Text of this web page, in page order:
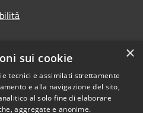
×
sui cookie
tecnici e assimilati strettamente
e alla navigazione del sito,
al solo fine di elaborare
aggregate e anonime.